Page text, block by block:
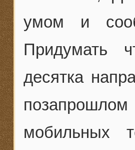
умом и
Придумать
десятка
мобильных